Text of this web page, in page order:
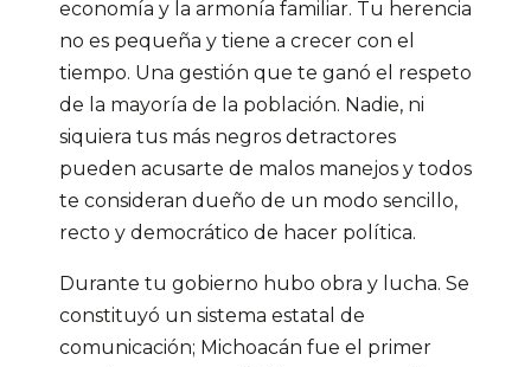
economía y la armonía familiar. Tu herencia
no es pequeña y tiene a crecer con el
tiempo. Una gestión que te ganó el respeto
de la mayoría de la población. Nadie, ni
siquiera tus más negros detractores
pueden acusarte de malos manejos y todos
te consideran dueño de un modo sencillo,
recto y democrático de hacer política.
Durante tu gobierno hubo obra y lucha. Se
constituyó un sistema estatal de
comunicación; Michoacán fue el primer